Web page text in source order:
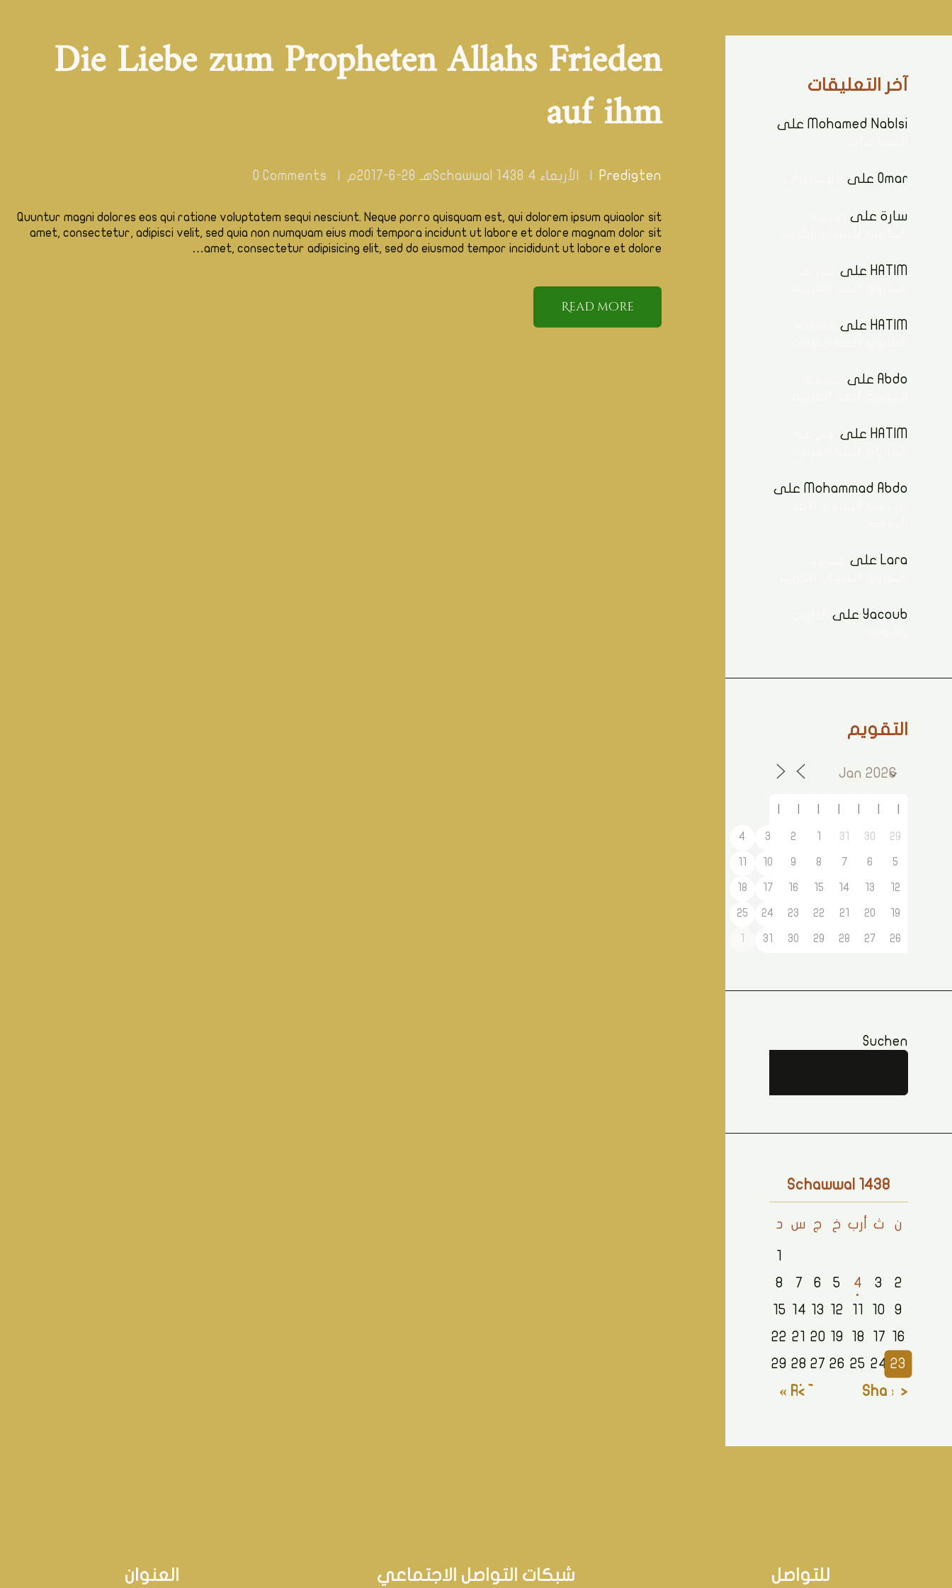
Die Liebe zum Propheten Allahs Frieden
auf ihm
Predigten الأربعاء 4 Schawwal 1438هـ 28-6-2017م 0 Comments
Quuntur magni dolores eos qui ratione voluptatem sequi nesciunt. Neque porro quisquam est, qui dolorem ipsum quiaolor sit
amet, consectetur, adipisci velit, sed quia non numquam eius modi tempora incidunt ut labore et dolore magnam dolor sit
amet, consectetur adipisicing elit, sed do eiusmod tempor incididunt ut labore et dolore…
Read more
آخر التعليقات
Mohamed Nablsiعلى
Omarعلى
سارةعلى
HATIM على
HATIM على
Abdoعلى
HATIM على
Mohammad Abdoعلى
Laraعلى
Yacoubعلى
التقويم
29
30
31
2
3
4
5
6
7
8
9
10
12
13
14
15
16
17
18
19
20
21
22
23
24
25
26
27
28
29
30
31
Suchen
Schawwal 1438
ن ث أرب خ ج س د
« Sha
Rb1 »
2
3
4
5
6
7
8
9
10
12
13
14
15
16
17
18
19
20
21
22
23
24
25
26
27
28
29
العنوان شبكات التواصل الاجتماعي للتواصل